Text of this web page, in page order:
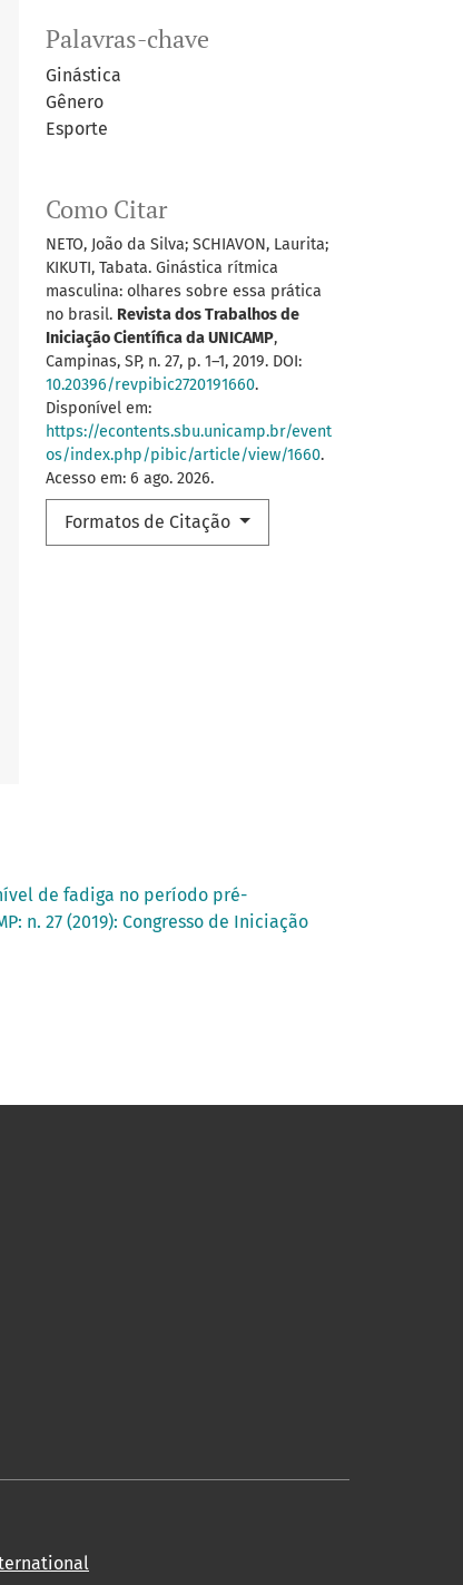
Palavras-chave
Ginástica
Gênero
Esporte
Como Citar
NETO, João da Silva; SCHIAVON, Laurita;
KIKUTI, Tabata. Ginástica rítmica
masculina: olhares sobre essa prática
no brasil. Revista dos Trabalhos de
Iniciação Científica da UNICAMP,
Campinas, SP, n. 27, p. 1–1, 2019. DOI:
10.20396/revpibic2720191660.
Disponível em:
https://econtents.sbu.unicamp.br/event
os/index.php/pibic/article/view/1660.
Acesso em: 6 ago. 2026.
Formatos de Citação
de fadiga no período pré-
n. 27 (2019): Congresso de Iniciação